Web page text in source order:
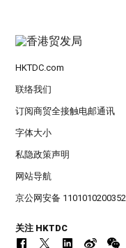
HKTDC.com
联络我们
订阅商贸全接触电邮通讯
字体大小
私隐政策声明
网站导航
京公网安备
关注 HKTDC